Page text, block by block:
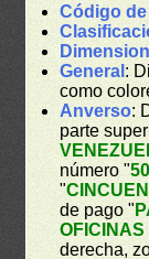
Código
General :
como
Anverso:
parte
número "
"
de pago "
derecha,